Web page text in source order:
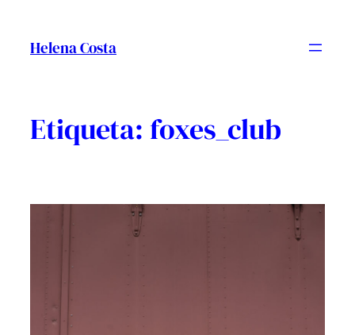
contingut
Helena Costa
Etiqueta: foxes_club